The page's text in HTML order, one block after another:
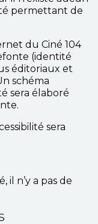
permettant de
du Ciné 104
(identité
éditoriaux et
schéma
sera élaboré
sera
il n’y a pas de